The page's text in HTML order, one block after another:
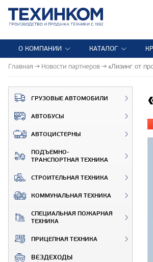
О КОМПАНИИ КАТАЛОГ
Главная Новости партнеров «Лизинг от
ГРУЗОВЫЕ АВТОМОБИЛИ
АВТОБУСЫ
АВТОЦИСТЕРНЫ
ПОДЪЕМНО-
ТРАНСПОРТНАЯ ТЕХНИКА
СТРОИТЕЛЬНАЯ ТЕХНИКА
КОММУНАЛЬНАЯ ТЕХНИКА
СПЕЦИАЛЬНАЯ ПОЖАРНАЯ
ТЕХНИКА
ПРИЦЕПНАЯ ТЕХНИКА
ВЕЗДЕХОДЫ